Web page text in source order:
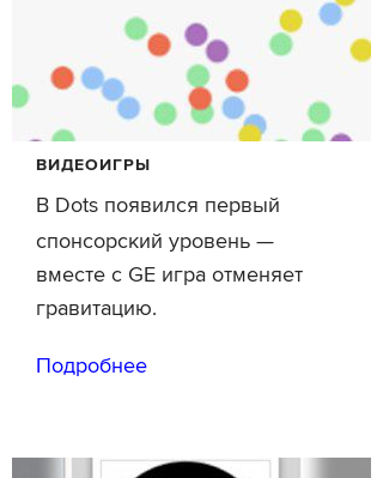
ВИДЕОИГРЫ
В Dots появился первый
спонсорский уровень —
вместе с GE игра отменяет
гравитацию.
Подробнее